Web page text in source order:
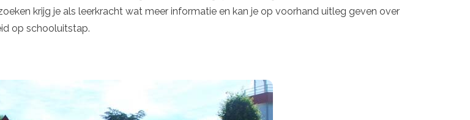
krijg je als leerkracht wat meer informatie en kan je op voorhand uitleg geven over
op schooluitstap.